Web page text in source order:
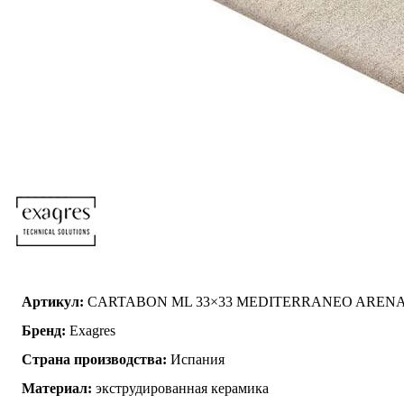
Артикул: CARTABON ML 33×33 MEDITERRANEO
Бренд: Exagres
Страна производства: Испания
Материал: экструдированная керамика